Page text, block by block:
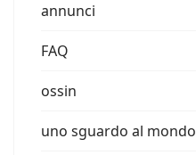
annunci
FAQ
ossin
uno sguardo al mondo